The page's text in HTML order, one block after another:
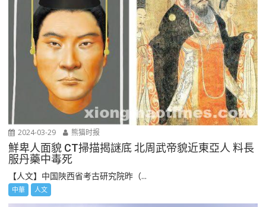
2024-03-29 熊猫时报
鮮卑人面貌 CT掃描揭謎底 北周武帝貌近東亞人 料長
服丹藥中毒死
【人文】中国陜西省考古研究院昨（...
中華 人文